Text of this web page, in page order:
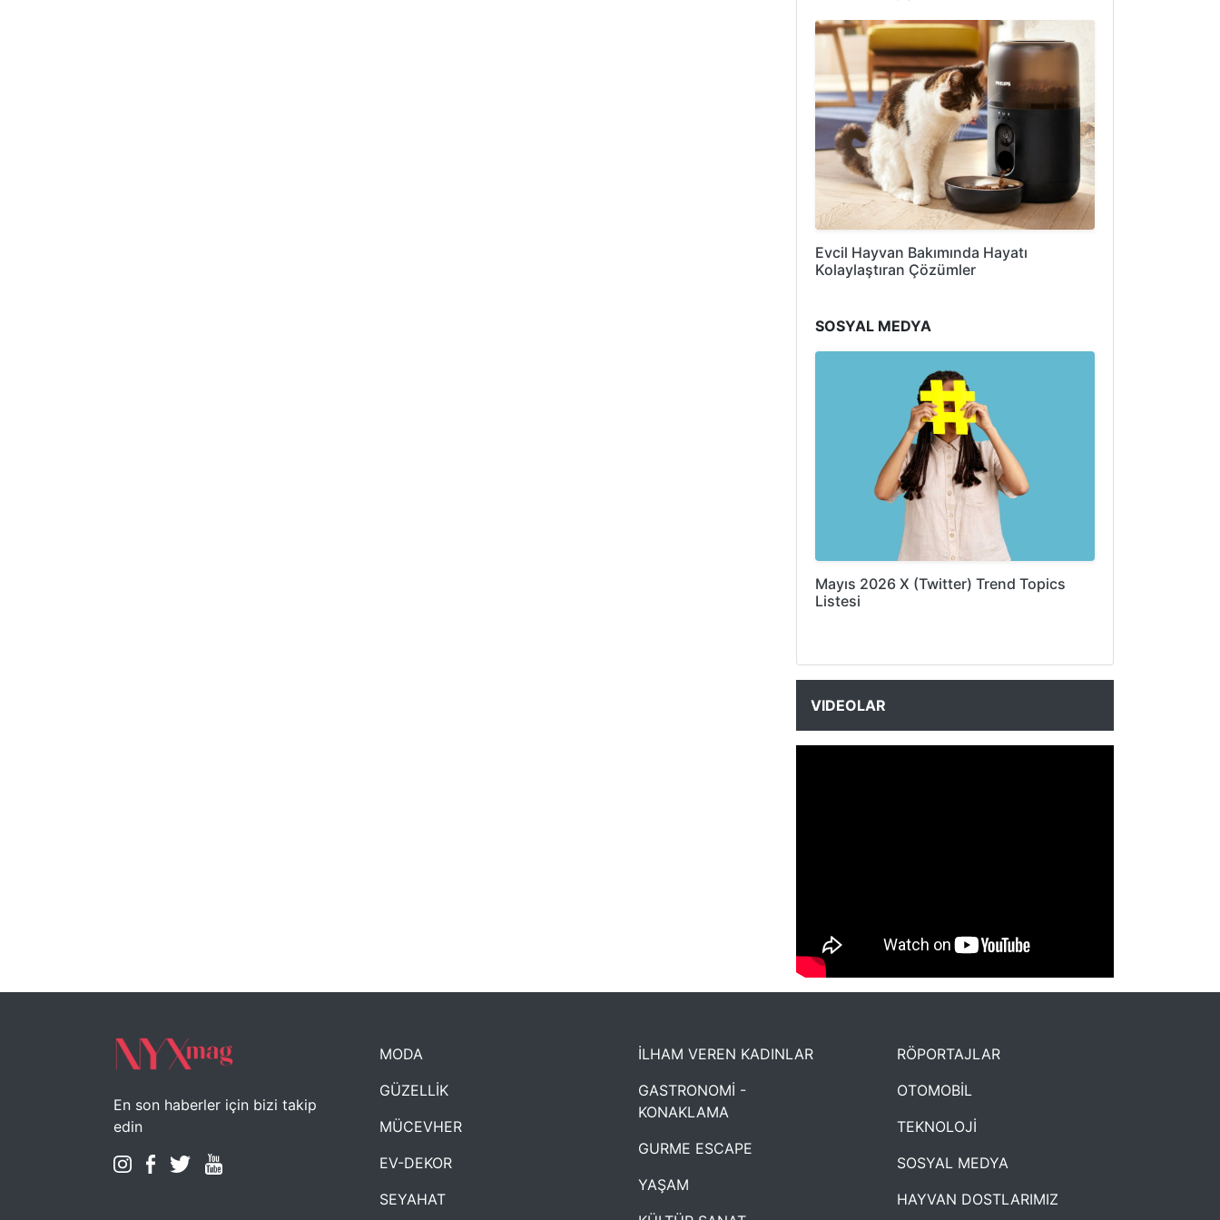
Evcil Hayvan Bakımında Hayatı
Kolaylaştıran Çözümler
SOSYAL MEDYA
Mayıs 2026 X (Twitter) Trend Topics
Listesi
VIDEOLAR
NYXmag 2. Yaş Kutlama Etkinliği
En son haberler için bizi takip
edin
MODA
GÜZELLİK
MÜCEVHER
EV-DEKOR
SEYAHAT
İLHAM VEREN KADINLAR
GASTRONOMİ -
KONAKLAMA
GURME ESCAPE
YAŞAM
RÖPORTAJLAR
OTOMOBİL
TEKNOLOJİ
SOSYAL MEDYA
HAYVAN DOSTLARIMIZ